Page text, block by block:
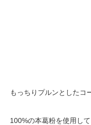
もっちりプルンとしたコ
100%の本葛粉を使用し